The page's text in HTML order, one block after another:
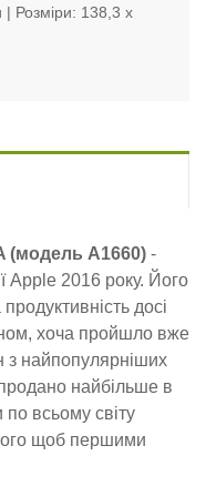
| Розміри: 138,3 x
(модель A1660) -
Apple 2016 року. Його
досі
хоча пройшло вже
з найпопулярніших
найбільше в
по всьому світу
щоб першими